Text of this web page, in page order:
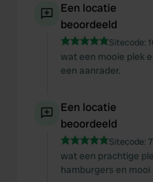
Een locatie
beoordeeld
Sitecode:
wat een mooie plek
een aanrader.
Een locatie
beoordeeld
Sitecode:
wat een prachtige
hamburgers en mooi